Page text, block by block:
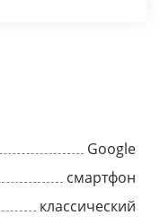
Google
смартфон
классический